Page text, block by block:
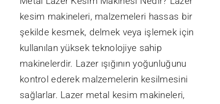
kesim makineleri, malzemeleri hassas bir
şekilde kesmek, delmek veya işlemek için
kullanılan yüksek teknolojiye sahip
makinelerdir. Lazer ışığının yoğunluğunu
kontrol ederek malzemelerin kesilmesini
sağlarlar. Lazer metal kesim makineleri,